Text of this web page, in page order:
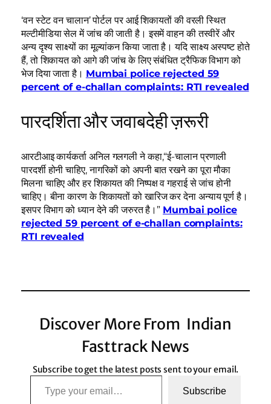
‘वन स्टेट वन चालान’ पोर्टल पर आई शिकायतों की वरली स्थित
मल्टीमीडिया सेल में जांच की जाती है। इसमें वाहन की तस्वीरें और
अन्य दृश्य साक्ष्यों का मूल्यांकन किया जाता है। यदि साक्ष्य अस्पष्ट होते
हैं, तो शिकायत को आगे की जांच के लिए संबंधित ट्रैफिक विभाग को
भेज दिया जाता है। Mumbai police rejected 59
percent of e-challan complaints: RTI revealed
पारदर्शिता और जवाबदेही ज़रूरी
आरटीआइ कार्यकर्ता अनिल गलगली ने कहा,“ई-चालान प्रणाली
पारदर्शी होनी चाहिए, नागरिकों को अपनी बात रखने का पूरा मौका
मिलना चाहिए और हर शिकायत की निष्पक्ष व गहराई से जांच होनी
चाहिए। बीना कारण के शिकायतों को खारिज कर देना अन्याय पूर्ण है।
इसपर विभाग को ध्यान देने की जरुरत है।” Mumbai police
rejected 59 percent of e-challan complaints:
RTI revealed
Discover More From Indian
Fasttrack News
Subscribe to get the latest posts sent to your email.
Type your email…
Subscribe